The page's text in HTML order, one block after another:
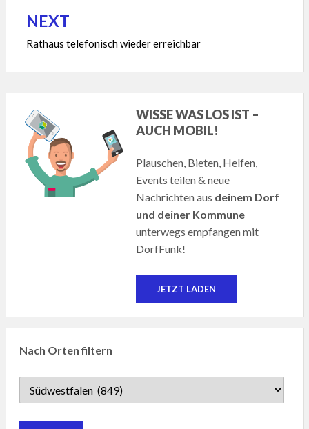
NEXT
Rathaus telefonisch wieder erreichbar
WISSE WAS LOS IST –
AUCH MOBIL!
Plauschen, Bieten, Helfen,
Events teilen & neue
Nachrichten aus deinem Dorf
und deiner Kommune
unterwegs empfangen mit
DorfFunk!
JETZT LADEN
Nach Orten filtern